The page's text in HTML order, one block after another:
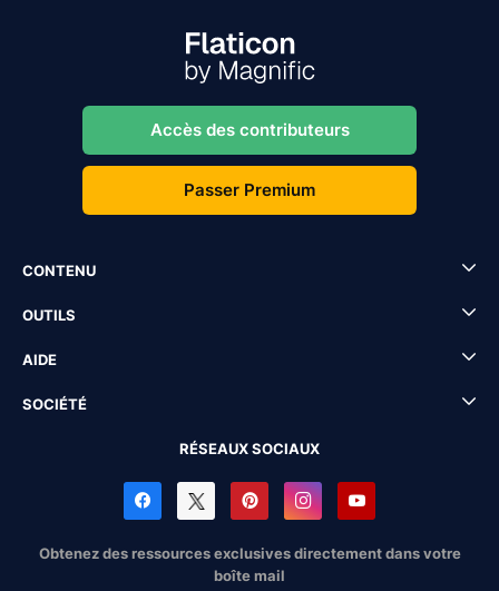
Accès des contributeurs
Passer Premium
CONTENU
OUTILS
AIDE
SOCIÉTÉ
RÉSEAUX SOCIAUX
Obtenez des ressources exclusives directement dans votre
boîte mail